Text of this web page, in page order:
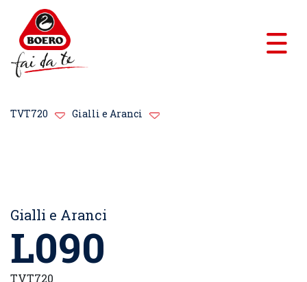
TVT720 Gialli e Aranci
Gialli e Aranci
L090
TVT720